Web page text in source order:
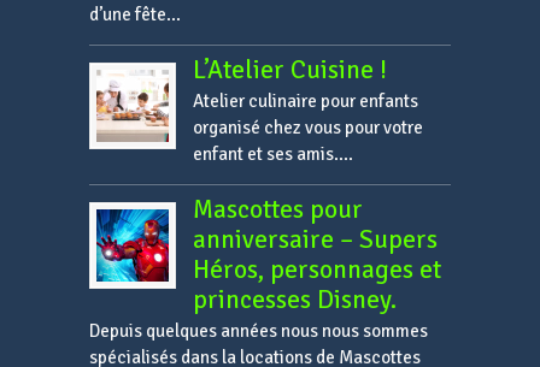
d’une fête...
L’Atelier Cuisine !
Atelier culinaire pour enfants
organisé chez vous pour votre
enfant et ses amis....
Mascottes pour
anniversaire – Supers
Héros, personnages et
princesses Disney.
Depuis quelques années nous nous sommes
spécialisés dans la locations de Mascottes